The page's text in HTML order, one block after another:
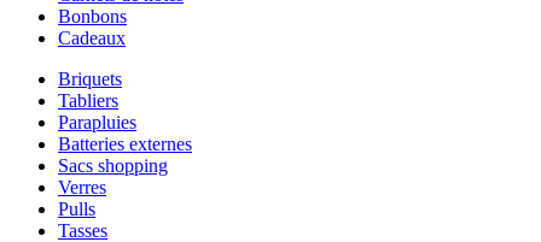
Bonbons
Cadeaux
Briquets
Tabliers
Parapluies
Batteries externes
Sacs shopping
Verres
Pulls
Tasses